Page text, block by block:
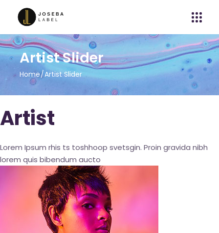
Artist Slider
Home Artist Slider
Artist
Lorem Ipsum rhis ts toshhoop svetsgin. Proin gravida nibh
lorem quis bibendum aucto